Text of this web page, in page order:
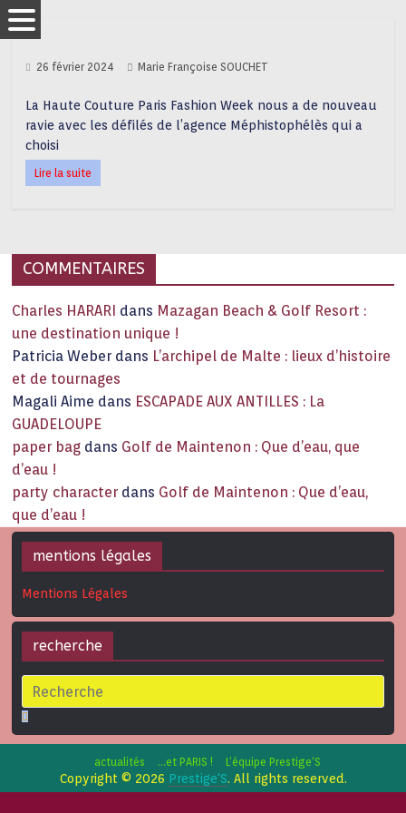
26 février 2024 Marie Françoise SOUCHET
La Haute Couture Paris Fashion Week nous a de nouveau
ravie avec les défilés de l’agence Méphistophélès qui a
choisi
Lire la suite
COMMENTAIRES
Charles HARARI dans Mazagan Beach & Golf Resort :
une destination unique !
Patricia Weber dans L’archipel de Malte : lieux d’histoire
et de tournages
Magali Aime dans ESCAPADE AUX ANTILLES : La
GUADELOUPE
paper bag dans Golf de Maintenon : Que d’eau, que
d’eau !
party character dans Golf de Maintenon : Que d’eau,
que d’eau !
mentions légales
Mentions Légales
recherche
actualités …et PARIS ! L’équipe Prestige’S
Copyright © 2026 Prestige'S. All rights reserved.